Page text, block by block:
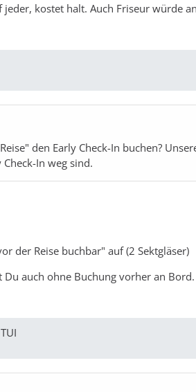
kostet halt. Auch Friseur würde
den Early Check-In buchen?
In weg sind.
der Reise buchbar" auf (2 Sektgläser)
auch ohne Buchung vorher an Bord.